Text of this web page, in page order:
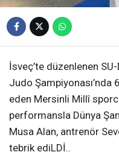
İsveç’te düzenlenen
Judo
eden Mersinli Millî
performansla Dünya
Musa Alan, antrenör
tebrik ediLDİ..